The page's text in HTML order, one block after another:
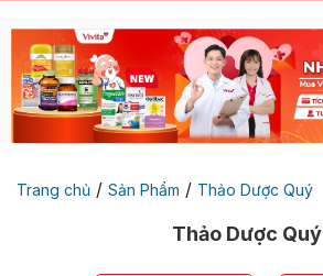
Trang chủ / Sản Phẩm / Thảo Dược Quý
Thảo Dược Quý